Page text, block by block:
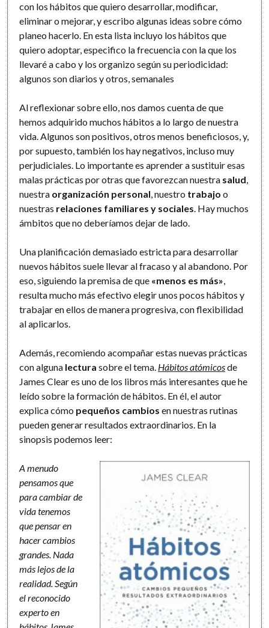
con los hábitos que quiero desarrollar, modificar,
eliminar o mejorar, y escribo algunas ideas sobre cómo
planeo hacerlo. En esta lista incluyo los hábitos que
quiero adoptar, especifico la frecuencia con la que los
llevaré a cabo y los organizo según su periodicidad:
algunos son diarios y otros, semanales
Al reflexionar sobre ello, nos damos cuenta de que
hemos adquirido muchos hábitos a lo largo de nuestra
vida. Algunos son positivos, otros menos beneficiosos, y,
por supuesto, también los hay negativos, incluso muy
perjudiciales. Lo importante es aprender a sustituir esas
malas prácticas por otras que favorezcan nuestra salud,
nuestra organización personal, nuestro trabajo o
nuestras relaciones familiares y sociales. Hay muchos
ámbitos que no deberíamos dejar de lado.
Una planificación demasiado estricta para desarrollar
nuevos hábitos suele llevar al fracaso y al abandono. Por
eso, siguiendo la premisa de que «menos es más»,
resulta mucho más efectivo elegir unos pocos hábitos y
trabajar en ellos de manera progresiva, con flexibilidad
al aplicarlos.
Además, recomiendo acompañar estas nuevas prácticas
con alguna lectura sobre el tema. Hábitos atómicosde
James Clear es uno de los libros más interesantes que he
leído sobre la formación de hábitos. En él, el autor
explica cómo pequeños cambios en nuestras rutinas
pueden generar resultados extraordinarios. En la
sinopsis podemos leer:
A menudo
pensamos que
para cambiar de
vida tenemos
que pensar en
hacer cambios
grandes. Nada
más lejos de la
realidad. Según
el reconocido
experto en